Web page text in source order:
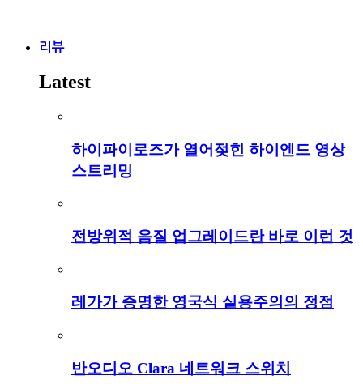
리뷰
Latest
하이파이로즈가 열어젖힌 하이엔드 영상
스트리밍
전방위적 음질 업그레이드란 바로 이런 것
레가가 증명한 영국식 실용주의의 정점
반오디오 Clara 네트워크 스위치